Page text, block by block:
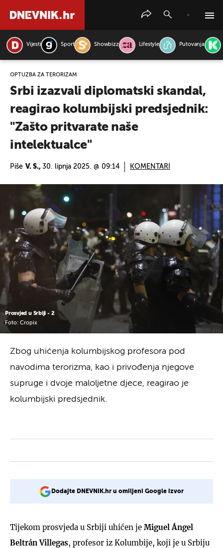
Vijesti Sport Showbizz Lifestyle Putovanja
OPTUŽBA ZA TERORIZAM
Srbi izazvali diplomatski skandal,
reagirao kolumbijski predsjednik:
"Zašto pritvarate naše
intelektualce"
Piše V. S., 30. lipnja 2025. @ 09:14 KOMENTARI
Prosvjed u Srbiji - 2
Foto: Cropix
Zbog uhićenja kolumbijskog profesora pod
navodima terorizma, kao i privođenja njegove
supruge i dvoje maloljetne djece, reagirao je
kolumbijski predsjednik.
Dodajte DNEVNIK.hr u omiljeni Google izvor
Tijekom prosvjeda u Srbiji uhićen je Miguel Ángel
Beltrán Villegas, profesor iz Kolumbije, koji je u Srbiju
PRETRAŽITE VIJESTI